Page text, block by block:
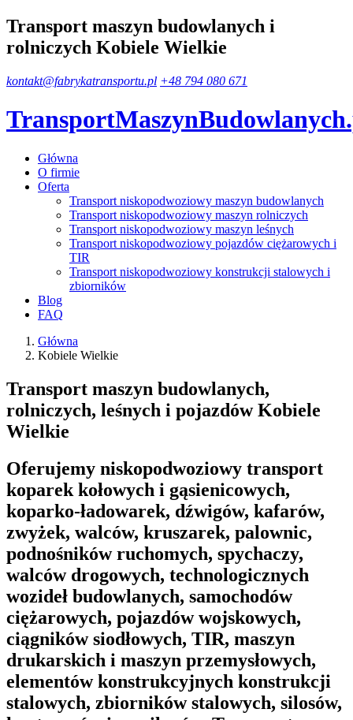
Transport maszyn budowlanych i
rolniczych Kobiele Wielkie
kontakt@fabrykatransportu.pl +48 794 080 671
TransportMaszynBudowlanych
Główna
O firmie
Oferta
Transport niskopodwoziowy maszyn budowlanych
Transport niskopodwoziowy maszyn rolniczych
Transport niskopodwoziowy maszyn leśnych
Transport niskopodwoziowy pojazdów ciężarowych i
TIR
Transport niskopodwoziowy konstrukcji stalowych i
zbiorników
Blog
FAQ
Główna
Kobiele Wielkie
Transport maszyn budowlanych,
rolniczych, leśnych i pojazdów Kobiele
Wielkie
Oferujemy niskopodwoziowy transport
koparek kołowych i gąsienicowych,
koparko-ładowarek, dźwigów, kafarów,
zwyżek, walców, kruszarek, palownic,
podnośników ruchomych, spychaczy,
walców drogowych, technologicznych
wozideł budowlanych, samochodów
ciężarowych, pojazdów wojskowych,
ciągników siodłowych, TIR, maszyn
drukarskich i maszyn przemysłowych,
elementów konstrukcyjnych konstrukcji
stalowych, zbiorników stalowych, silosów,